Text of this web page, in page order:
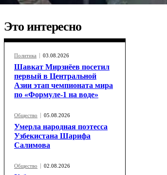
Это интересно
Политика 03.08.2026
Шавкат Мирзиёев посетил
первый в Центральной
Азии этап чемпионата мира
по «Формуле-1 на воде»
Общество 05.08.2026
Умерла народная поэтесса
Узбекистана Шарифа
Салимова
Общество 02.08.2026